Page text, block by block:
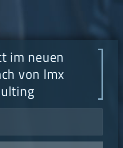
im neuen
von lmx